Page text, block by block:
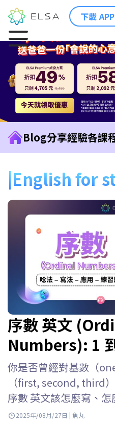
下載 APP
Blog分享經驗各課
English for
序數 英文
Numbers): 1 到 1000 英文寫
法, 讀法與序數
你是否曾經對基數（
（first, second, third
序數 英文該怎麼寫、
確？寫成 “1st” 要怎
2025年/08月/27日 | 魚丸